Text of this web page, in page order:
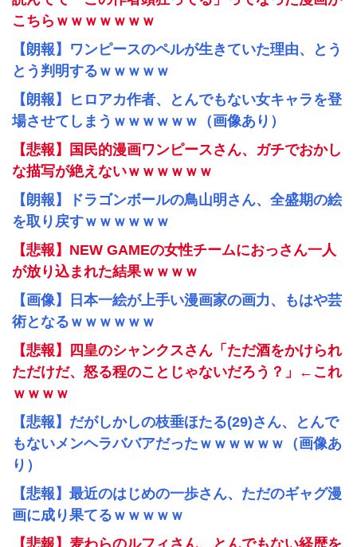
こちらｗｗｗｗｗｗｗ
【朗報】ワンピースのペルが生きていた理由、とう
とう判明するｗｗｗｗｗ
【朗報】ヒロアカ作者、とんでもない女キャラを登
場させてしまうｗｗｗｗｗｗ（画像あり）
【悲報】国民的漫画ワンピースさん、ガチでおかし
な描写が絶えないｗｗｗｗｗｗ
【朗報】ドラゴンボールの鳥山明さん、全盛期の絵
を取り戻すｗｗｗｗｗｗ
【悲報】NEW GAMEの女性チームにおっさん一人
が放り込まれた結果ｗｗｗｗ
【画像】日本一絵が上手い漫画家の画力、もはや芸
術となるｗｗｗｗｗｗ
【悲報】四皇のシャンクスさん「ただ酒をかけられ
ただけだ、怒る程のことじゃないだろう？」←これ
ｗｗｗｗ
【悲報】だがしかしの枝垂ほたる(29)さん、とんで
もないメンヘラババアだったｗｗｗｗｗｗ（画像あ
り）
【悲報】最近のはじめの一歩さん、ただのギャグ漫
画に成り果てるｗｗｗｗｗ
【悲報】麦わらのルフィさん、とんでもない経歴を